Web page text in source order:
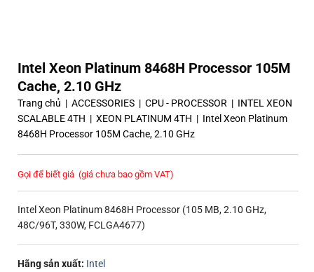
Intel Xeon Platinum 8468H Processor 105M
Cache, 2.10 GHz
Trang chủ | ACCESSORIES | CPU - PROCESSOR | INTEL XEON
SCALABLE 4TH | XEON PLATINUM 4TH | Intel Xeon Platinum
8468H Processor 105M Cache, 2.10 GHz
Gọi để biết giá (giá chưa bao gồm VAT)
Intel Xeon Platinum 8468H Processor (105 MB, 2.10 GHz,
48C/96T, 330W, FCLGA4677)
Hãng sản xuất: Intel